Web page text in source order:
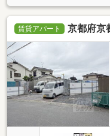
賃貸アパート 京都府京